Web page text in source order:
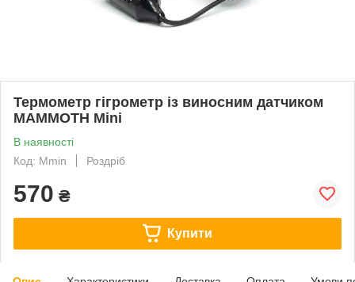
Термометр гігрометр із виносним датчиком
MAMMOTH Mini
В наявності
Код: Mmin
Роздріб
570 ₴
Купити